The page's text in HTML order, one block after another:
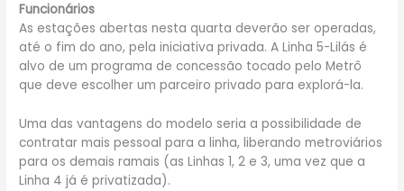
Funcionários
As estações abertas nesta quarta deverão ser operadas,
até o fim do ano, pela iniciativa privada. A Linha 5-Lilás é
alvo de um programa de concessão tocado pelo Metrô
que deve escolher um parceiro privado para explorá-la.
Uma das vantagens do modelo seria a possibilidade de
contratar mais pessoal para a linha, liberando metroviários
para os demais ramais (as Linhas 1, 2 e 3, uma vez que a
Linha 4 já é privatizada).